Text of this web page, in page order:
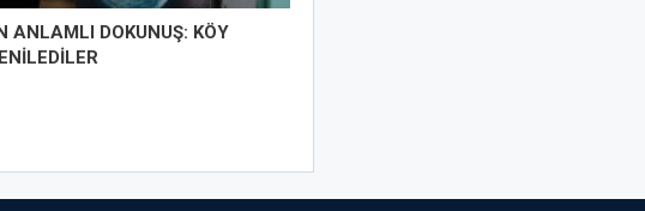
ANLAMLI DOKUNUŞ: KÖY